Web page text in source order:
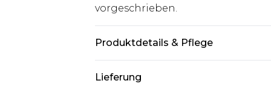
vorgeschrieben.
Produktdetails & Pflege
Lieferung